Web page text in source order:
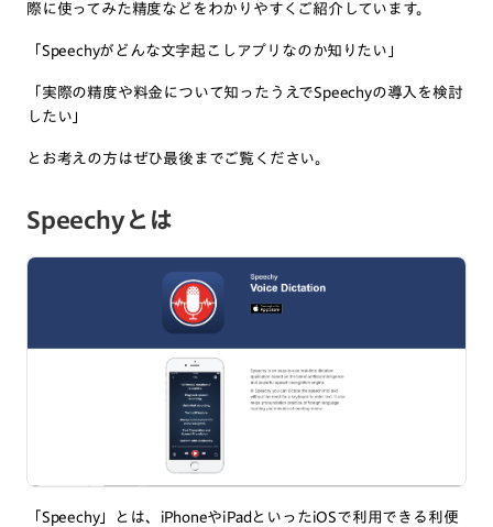
際に使ってみた精度などをわかりやすくご紹介しています。
「Speechyがどんな文字起こしアプリなのか知りたい」
「実際の精度や料金について知ったうえでSpeechyの導入を検討
したい」
とお考えの方はぜひ最後までご覧ください。
Speechyとは
「Speechy」とは、iPhoneやiPadといったiOSで利用できる利便